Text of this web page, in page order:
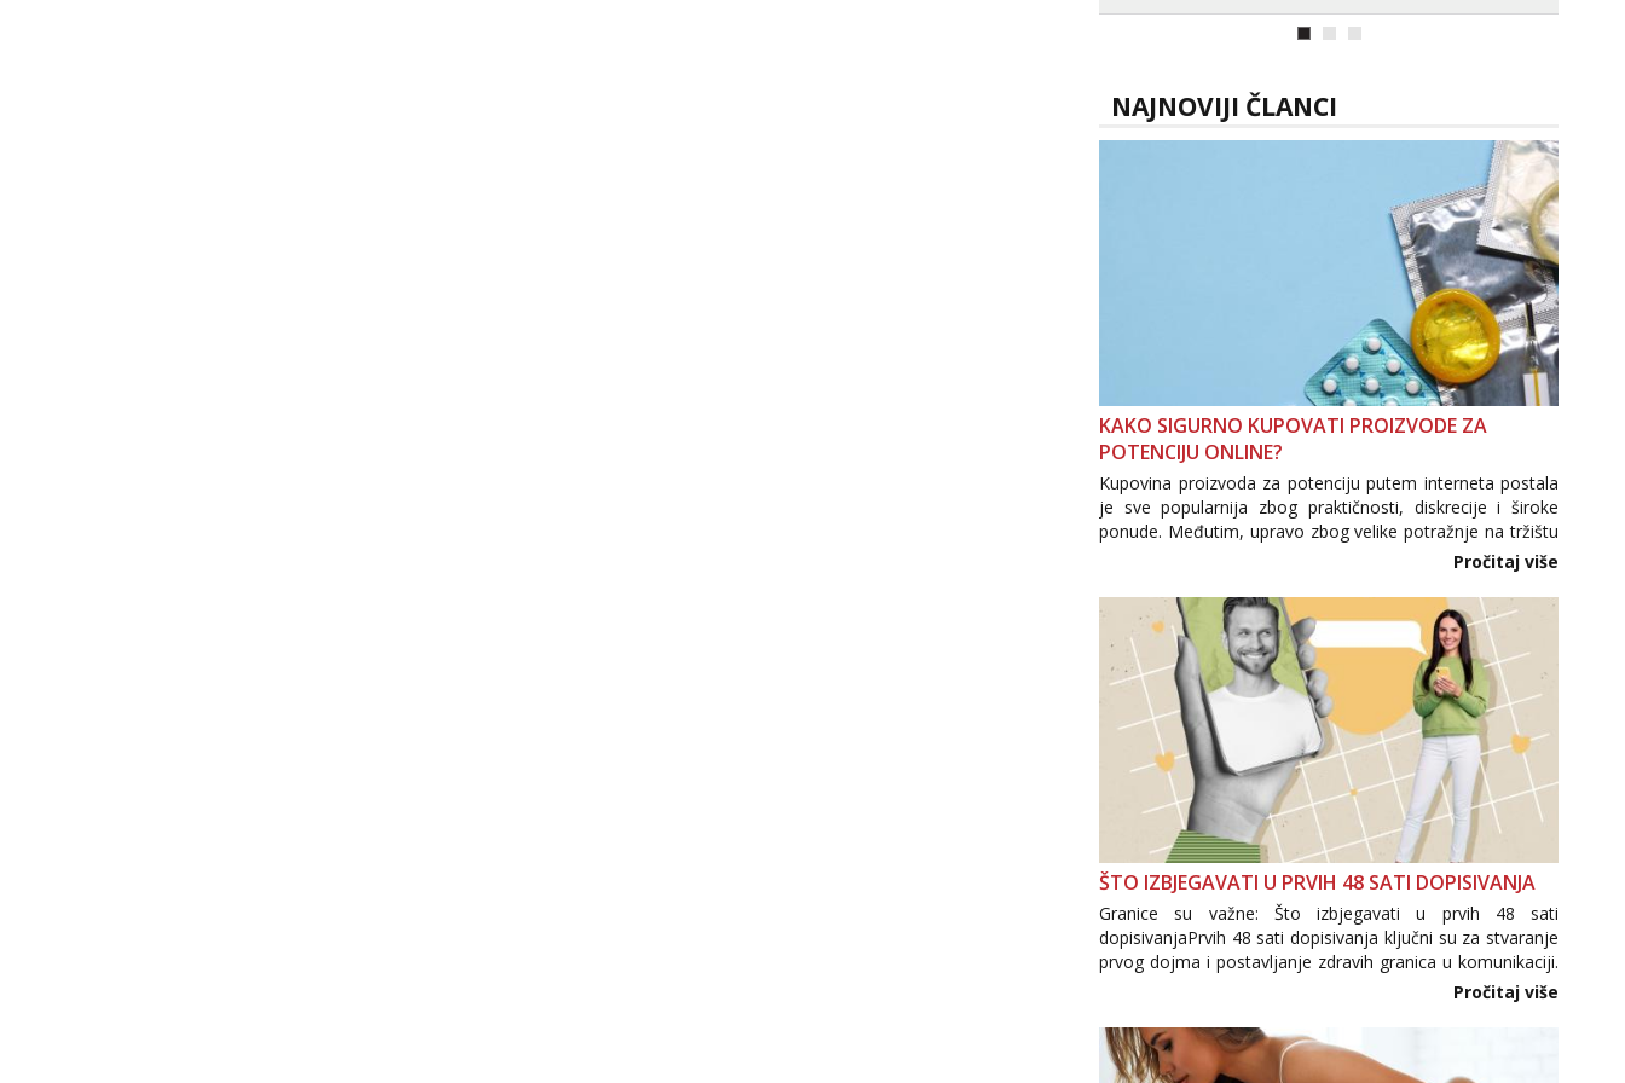
Tel:064/677-677- Kod: #128
tel:0,93€ - mob:1,12€ min
Čekam tvoj poziv!
Tel:064/677-677- Kod: #123
- Kod: #142
NAJNOVIJI ČLANCI
KAKO SIGURNO KUPOVATI PROIZVODE ZA
POTENCIJU ONLINE?
Kupovina proizvoda za potenciju putem interneta postala
je sve popularnija zbog praktičnosti, diskrecije i široke
ponude. Međutim, upravo zbog velike potražnje na tržištu
se pojavljuju i brojni krivotvoreni proizvodi, nepouzdane
internetske trgovine te proizvodi nepoznatog podrijetla. ...
Pročitaj više
ŠTO IZBJEGAVATI U PRVIH 48 SATI DOPISIVANJA
Granice su važne: Što izbjegavati u prvih 48 sati
dopisivanjaPrvih 48 sati dopisivanja ključni su za stvaranje
prvog dojma i postavljanje zdravih granica u komunikaciji.
Važno je izbjeći prebrzo otkrivanje osobnih ili intimnih
informacija, jer nepoznata osoba još nije zaslužila to
povjerenje. Takođe...
Pročitaj više